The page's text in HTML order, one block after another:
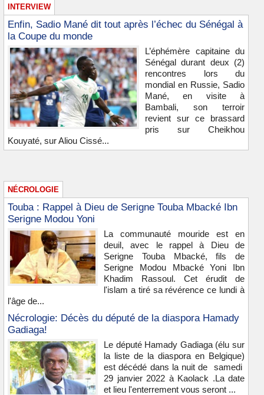
INTERVIEW
Enfin, Sadio Mané dit tout après l’échec du Sénégal à
la Coupe du monde
L’éphémère capitaine du
Sénégal durant deux (2)
rencontres lors du
mondial en Russie, Sadio
Mané, en visite à
Bambali, son terroir
revient sur ce brassard
pris sur Cheikhou
Kouyaté, sur Aliou Cissé...
NÉCROLOGIE
Touba : Rappel à Dieu de Serigne Touba Mbacké Ibn
Serigne Modou Yoni
La communauté mouride est en
deuil, avec le rappel à Dieu de
Serigne Touba Mbacké, fils de
Serigne Modou Mbacké Yoni Ibn
Khadim Rassoul. Cet érudit de
l'islam a tiré sa révérence ce lundi à
l'âge de...
Nécrologie: Décès du député de la diaspora Hamady
Gadiaga!
Le député Hamady Gadiaga (élu sur
la liste de la diaspora en Belgique)
est décédé dans la nuit de samedi
29 janvier 2022 à Kaolack .La date
et lieu l'enterrement vous seront ...